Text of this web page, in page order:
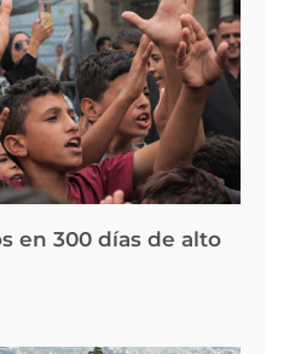
en 300 días de alto